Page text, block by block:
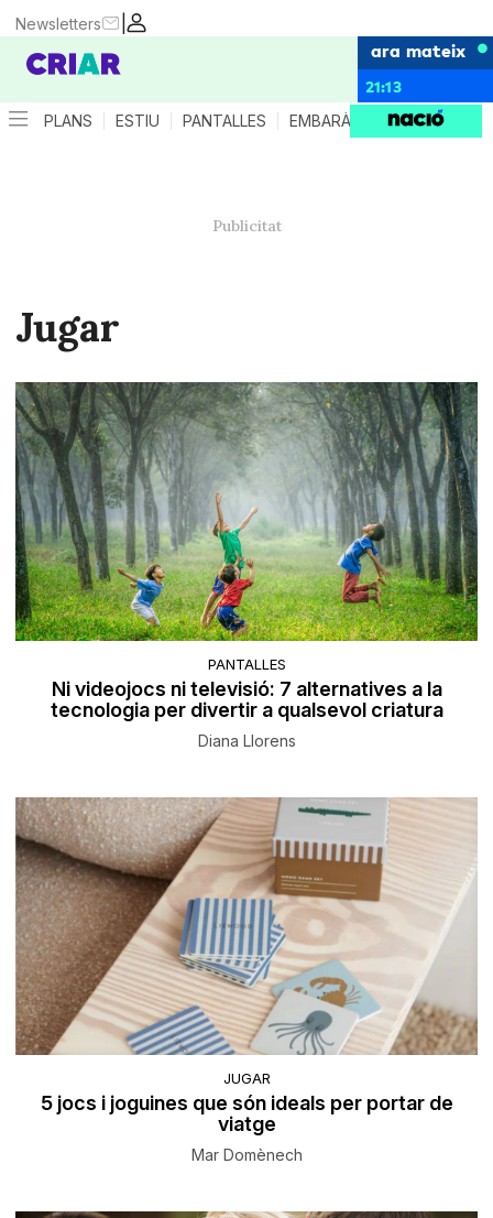
|
Newsletters
ara mateix
21:13
PLANS ESTIU PANTALLES EMBARÀS CRIANÇA
Jugar
PANTALLES
Ni videojocs ni televisió: 7 alternatives a la
tecnologia per divertir a qualsevol criatura
Diana Llorens
JUGAR
5 jocs i joguines que són ideals per portar de
viatge
Mar Domènech